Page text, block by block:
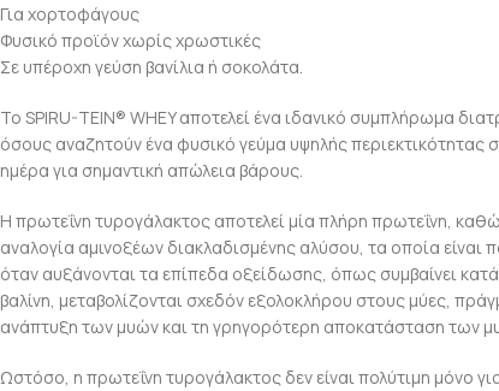
Για χορτοφάγους
Φυσικό προϊόν χωρίς χρωστικές
Σε υπέροχη γεύση βανίλια ή σοκολάτα.
Το SPIRU-TEIN® WHEY αποτελεί ένα ιδανικό συμπλήρωμα
όσους αναζητούν ένα φυσικό γεύμα υψηλής
ημέρα για σημαντική απώλεια βάρους.
Η πρωτεΐνη τυρογάλακτος αποτελεί μία πλήρη πρωτεΐνη,
αναλογία αμινοξέων διακλαδισμένης αλύσου, τα οποία είναι
όταν αυξάνονται τα επίπεδα οξείδωσης, όπως συμβαίνει
βαλίνη, μεταβολίζονται σχεδόν εξολοκλήρου στους μύες,
ανάπτυξη των μυών και τη γρηγορότερη αποκατάσταση των
Ωστόσο, η πρωτεΐνη τυρογάλακτος δεν είναι πολύτιμη μόνο